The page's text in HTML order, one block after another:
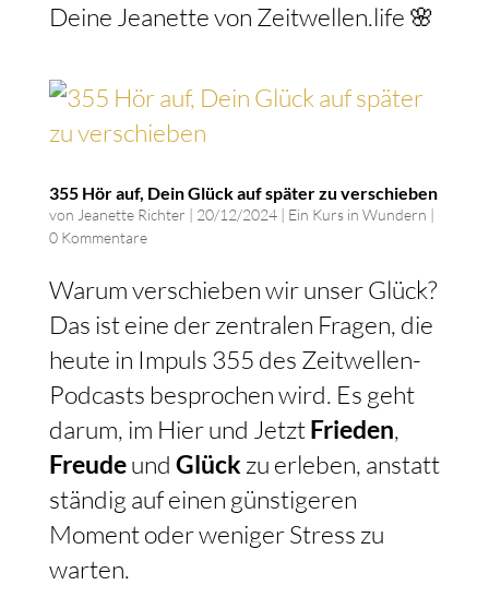
Deine Jeanette von Zeitwellen.life 🌸
355 Hör auf, Dein Glück auf später zu verschieben
von Jeanette Richter | 20/12/2024| Ein Kurs in Wundern |
0 Kommentare
Warum verschieben wir unser Glück?
Das ist eine der zentralen Fragen, die
heute in Impuls 355 des Zeitwellen-
Podcasts besprochen wird. Es geht
darum, im Hier und JetztFrieden
Freudeund Glück zu erleben, anstatt
ständig auf einen günstigeren
Moment oder weniger Stress zu
warten.